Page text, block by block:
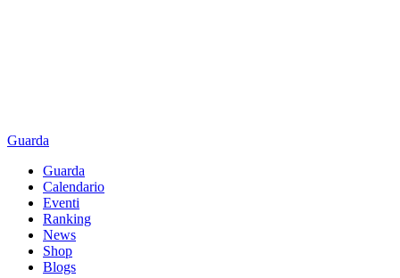
Guarda
Guarda
Calendario
Eventi
Ranking
News
Shop
Blogs